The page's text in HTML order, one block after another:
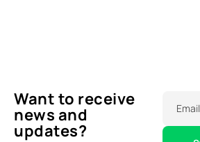
Want to receive
news and
updates?
Email